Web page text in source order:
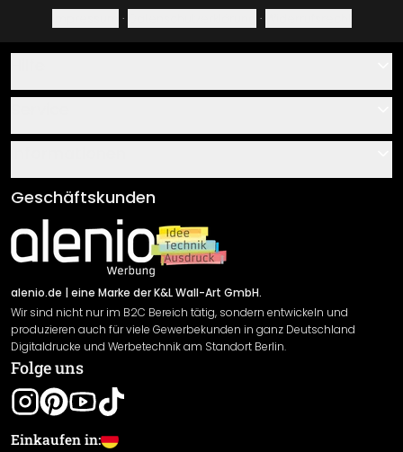
· ·
Über uns
Klebe- und Montageanleitungen
Newsletter An-/Abmeldung
Sendungsverfolgung
AGB
Impressum
Versand & Zahlung
Rücksendung
Widerrufsrecht
Datenschutzerklärung
Gewährleistung
Leistungserklärung / CE-Zeichen
Cookie Einstellungen
Geschäftskunden
alenio.de | eine Marke der K&L Wall-Art GmbH.
Wir sind nicht nur im B2C Bereich tätig, sondern entwickeln und
produzieren auch für viele Gewerbekunden in ganz Deutschland
Digitaldrucke und Werbetechnik am Standort Berlin.
Folge uns
Einkaufen in: